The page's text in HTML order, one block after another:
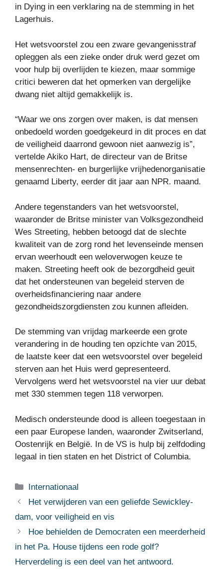
in Dying in een verklaring na de stemming in het
Lagerhuis.
Het wetsvoorstel zou een zware gevangenisstraf
opleggen als een zieke onder druk werd gezet om
voor hulp bij overlijden te kiezen, maar sommige
critici beweren dat het opmerken van dergelijke
dwang niet altijd gemakkelijk is.
“Waar we ons zorgen over maken, is dat mensen
onbedoeld worden goedgekeurd in dit proces en dat
de veiligheid daarrond gewoon niet aanwezig is”,
vertelde Akiko Hart, de directeur van de Britse
mensenrechten- en burgerlijke vrijhedenorganisatie
genaamd Liberty, eerder dit jaar aan NPR. maand.
Andere tegenstanders van het wetsvoorstel,
waaronder de Britse minister van Volksgezondheid
Wes Streeting, hebben betoogd dat de slechte
kwaliteit van de zorg rond het levenseinde mensen
ervan weerhoudt een weloverwogen keuze te
maken. Streeting heeft ook de bezorgdheid geuit
dat het ondersteunen van begeleid sterven de
overheidsfinanciering naar andere
gezondheidszorgdiensten zou kunnen afleiden.
De stemming van vrijdag markeerde een grote
verandering in de houding ten opzichte van 2015,
de laatste keer dat een wetsvoorstel over begeleid
sterven aan het Huis werd gepresenteerd.
Vervolgens werd het wetsvoorstel na vier uur debat
met 330 stemmen tegen 118 verworpen.
Medisch ondersteunde dood is alleen toegestaan ​​in
een paar Europese landen, waaronder Zwitserland,
Oostenrijk en België. In de VS is hulp bij zelfdoding
legaal in tien staten en het District of Columbia.
Categorieën
Internationaal
Het verwijderen van een geliefde Sewickley-
dam, voor veiligheid en vis
Hoe behielden de Democraten een meerderheid
in het Pa. House tijdens een rode golf?
Herverdeling is een deel van het antwoord.